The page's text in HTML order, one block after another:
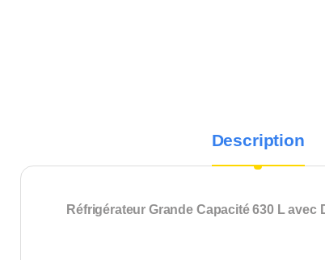
Description
Réfrigérateur Grande Capacité 630 L